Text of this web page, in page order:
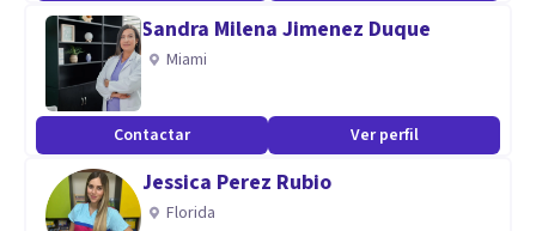
Sandra Milena Jimenez Duque
Miami
Contactar Ver perfil
Jessica Perez Rubio
Florida